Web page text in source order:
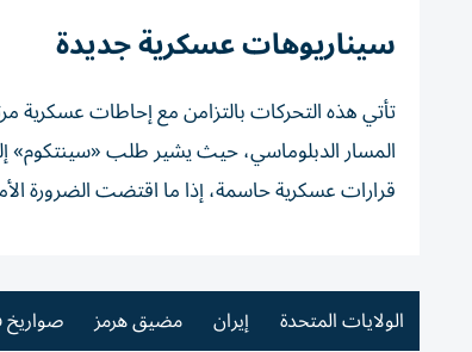
سيناريوهات عسكرية جديدة
تأتي هذه التحركات بالتزامن مع إحاطات عسكرية
المسار الدبلوماسي، حيث يشير طلب «سينتكوم»
قرارات عسكرية حاسمة، إذا ما اقتضت الضرورة
الولايات المتحدة إيران مضيق هرمز